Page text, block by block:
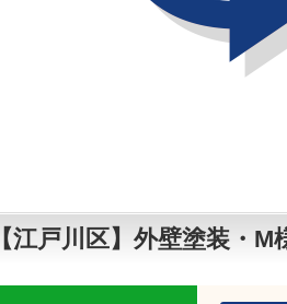
【江戸川区】外壁塗装・